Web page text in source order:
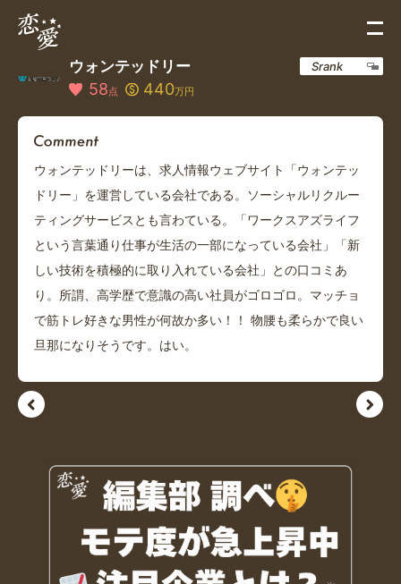
ウォンテッドリー
58点 440万円
Srank
ウォンテッドリーは、求人情報ウェブサイト「ウォンテッ
ドリー」を運営している会社である。ソーシャルリクルー
ティングサービスとも言わている。「ワークスアズライフ
という言葉通り仕事が生活の一部になっている会社」「新
しい技術を積極的に取り入れている会社」との口コミあ
り。所謂、高学歴で意識の高い社員がゴロゴロ。マッチョ
で筋トレ好きな男性が何故か多い！！ 物腰も柔らかで良い
旦那になりそうです。はい。